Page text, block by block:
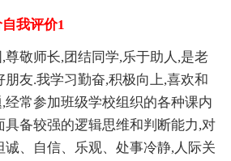
我评价1
尊敬师长,团结同学,乐于助人,是老
朋友.我学习勤奋,积极向上,喜欢和
经常参加班级学校组织的各种课内
具备较强的逻辑思维和判断能力,对
诚、自信、乐观、处事冷静,人际关